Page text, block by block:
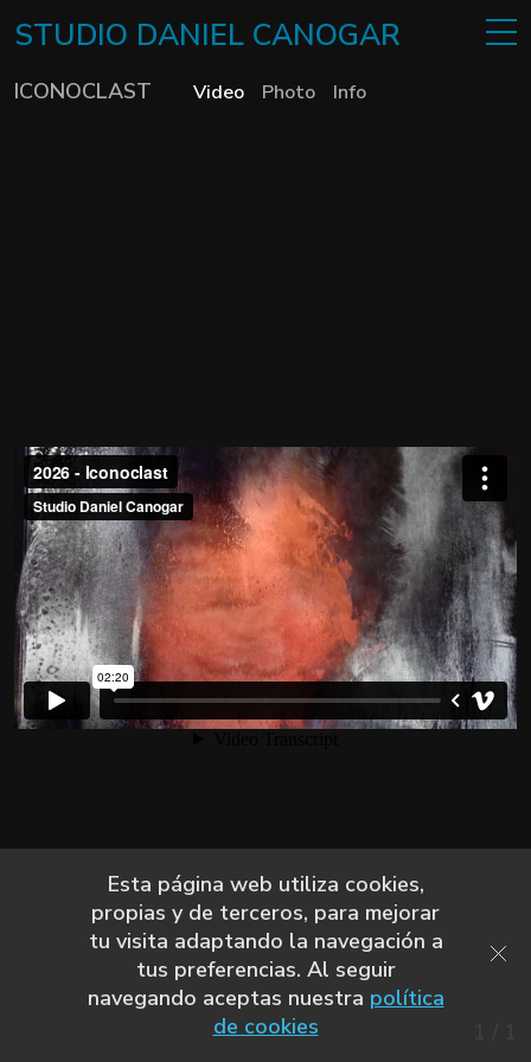
STUDIO DANIEL CANOGAR
ICONOCLAST Video Photo Info
Esta página web utiliza cookies,
propias y de terceros, para mejorar
tu visita adaptando la navegación a
tus preferencias. Al seguir
navegando aceptas nuestra política
de cookies